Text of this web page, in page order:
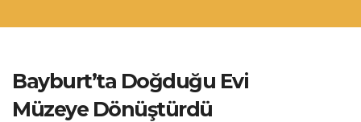
Bayburt’ta Doğduğu Evi
Müzeye Dönüştürdü